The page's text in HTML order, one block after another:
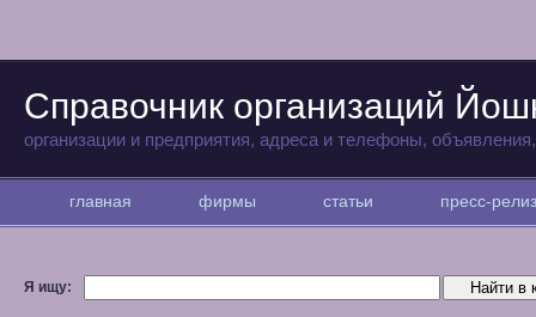
Справочник организаций
организации и предприятия, адреса и телефоны,
главная фирмы статьи пресс-
Я ищу: